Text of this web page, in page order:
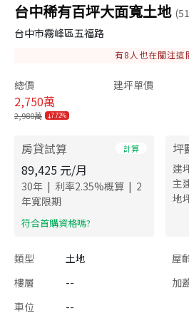
台中稀有百坪大面寬土地
台中市霧峰區五福路
有8 人也在關注這
總價
2,750萬
2,980萬 7.72%
建坪單價
房貸試算 計算
89,425 元/月
30年 | 利率2.35%概算 | 2
年寬限期
​符合首購資格嗎?
坪
建
主
地
類型 土地 屋
樓層
-- 加
車位
--